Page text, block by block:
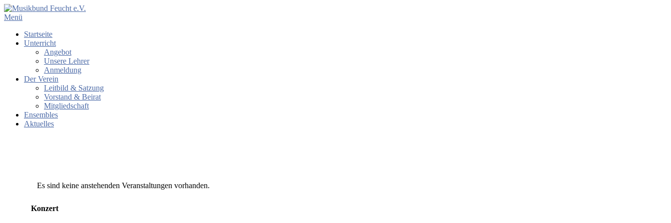
Menü
Startseite
Unterricht
Angebot
Unsere Lehrer
Anmeldung
Der Verein
Leitbild & Satzung
Vorstand & Beirat
Mitgliedschaft
Ensembles
Aktuelles
Es sind keine anstehenden Veranstaltungen vorhanden.
Konzert